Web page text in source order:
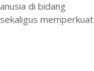
di bidang
memperkuat